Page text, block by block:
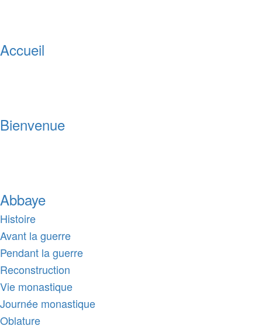
Accueil
Bienvenue
Abbaye
Histoire
Avant la guerre
Pendant la guerre
Reconstruction
Vie monastique
Journée monastique
Oblature